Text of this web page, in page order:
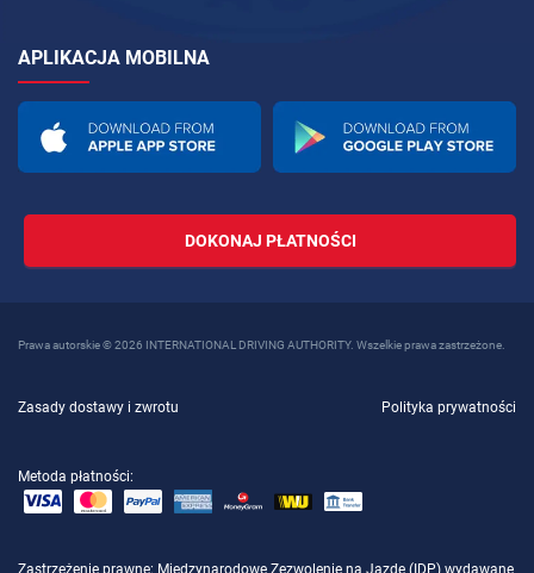
APLIKACJA MOBILNA
DOKONAJ PŁATNOŚCI
Prawa autorskie © 2026 INTERNATIONAL DRIVING AUTHORITY. Wszelkie prawa zastrzeżone.
Zasady dostawy i zwrotu Polityka prywatności
Metoda płatności: